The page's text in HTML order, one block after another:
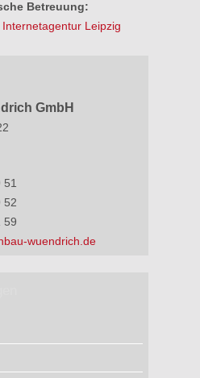
Betreuung:
Internetagentur Leipzig
GmbH
52
59
wuendrich.de